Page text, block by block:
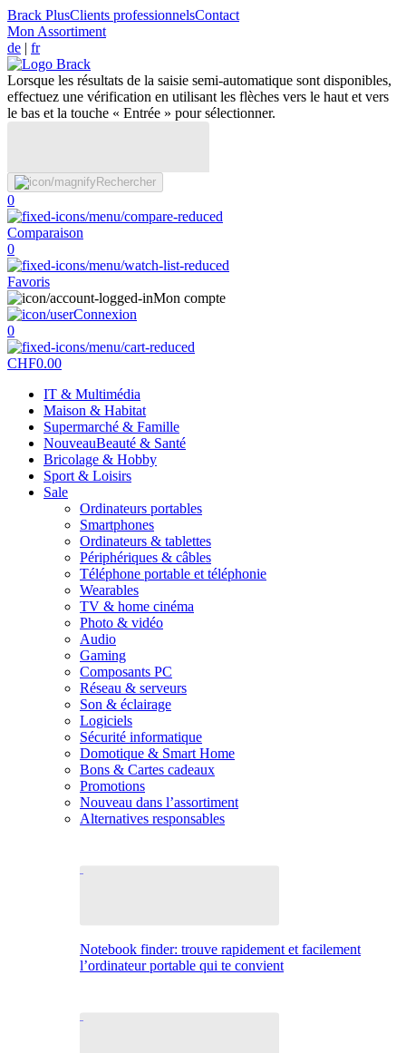
Brack PlusClients professionnelsContact
Mon Assortiment
de | fr
Lorsque les résultats de la saisie semi-automatique sont disponibles,
effectuez une vérification en utilisant les flèches vers le haut et vers
le bas et la touche « Entrée » pour sélectionner.
Rechercher
0
Comparaison
0
Favoris
Mon compte
Connexion
0
CHF0.00
IT & Multimédia
Maison & Habitat
Supermarché & Famille
NouveauBeauté & Santé
Bricolage & Hobby
Sport & Loisirs
Sale
Ordinateurs portables
Smartphones
Ordinateurs & tablettes
Périphériques & câbles
Téléphone portable et téléphonie
Wearables
TV & home cinéma
Photo & vidéo
Audio
Gaming
Composants PC
Réseau & serveurs
Son & éclairage
Logiciels
Sécurité informatique
Domotique & Smart Home
Bons & Cartes cadeaux
Promotions
Nouveau dans l’assortiment
Alternatives responsables
Notebook finder: trouve rapidement et facilement
l’ordinateur portable qui te convient